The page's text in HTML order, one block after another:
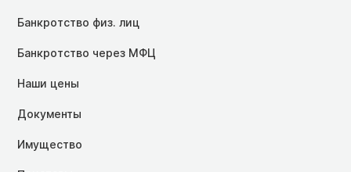
Банкротство физ. лиц
Банкротство через МФЦ
Наши цены
Документы
Имущество